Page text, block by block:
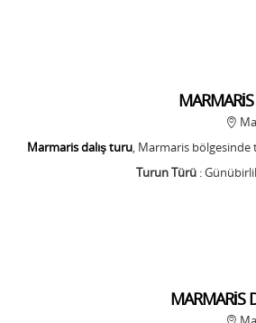
Marmaris dalış turu, Marmaris
Turun Türü :
MARMARİS